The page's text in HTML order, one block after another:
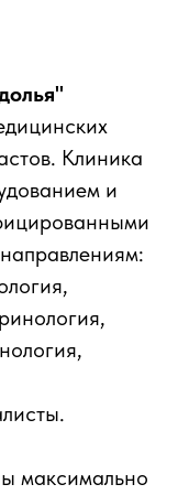
Клиника
и
максимально